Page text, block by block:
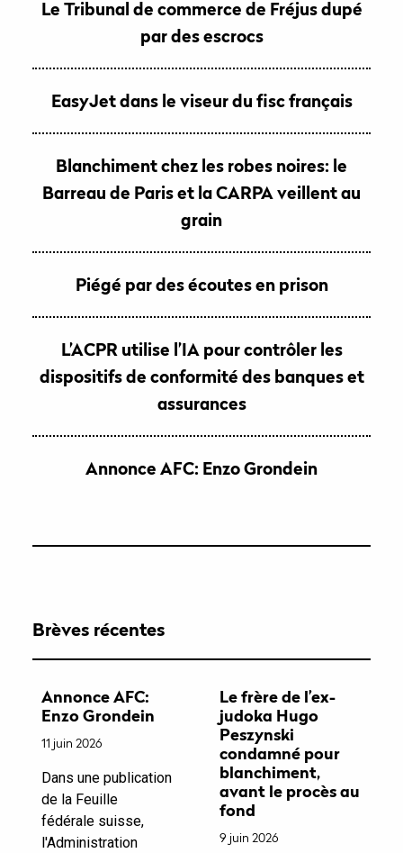
Le Tribunal de commerce de Fréjus dupé
par des escrocs
EasyJet dans le viseur du fisc français
Blanchiment chez les robes noires: le
Barreau de Paris et la CARPA veillent au
grain
Piégé par des écoutes en prison
L’ACPR utilise l’IA pour contrôler les
dispositifs de conformité des banques et
assurances
Annonce AFC: Enzo Grondein
Brèves récentes
Annonce AFC:
Enzo Grondein
11 juin 2026
Dans une publication
de la Feuille
fédérale suisse,
l'Administration
Le frère de l’ex-
judoka Hugo
Peszynski
condamné pour
blanchiment,
avant le procès au
fond
9 juin 2026